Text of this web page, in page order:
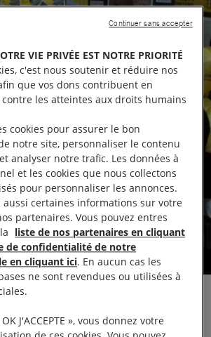
VIE PRIVÉE EST NOTRE PRIORITÉ
c'est nous soutenir et réduire nos
que vos dons contribuent en
les atteintes aux droits humains
cookies pour assurer le bon
notre site, personnaliser le contenu
analyser notre trafic. Les données à
et les cookies que nous collectons
pour personnaliser les annonces.
aussi certaines informations sur votre
partenaires. Vous pouvez entres
liste de nos partenaires en cliquant
de confidentialité de notre
en cliquant ici. En aucun cas les
ne sont revendues ou utilisées à
J'ACCEPTE », vous donnez votre
Continuer sans accepter